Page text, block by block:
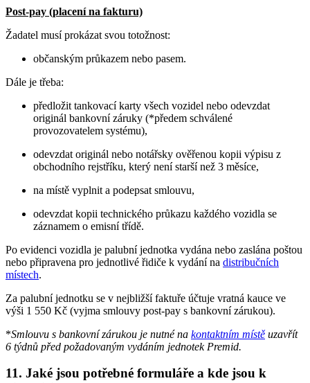
Post-pay (placení na fakturu)
Žadatel musí prokázat svou totožnost:
občanským průkazem nebo pasem.
Dále je třeba:
předložit tankovací karty všech vozidel nebo odevzdat
originál bankovní záruky (*předem schválené
provozovatelem systému),
odevzdat originál nebo notářsky ověřenou kopii výpisu z
obchodního rejstříku, který není starší než 3 měsíce,
na místě vyplnit a podepsat smlouvu,
odevzdat kopii technického průkazu každého vozidla se
záznamem o emisní třídě.
Po evidenci vozidla je palubní jednotka vydána nebo zaslána poštou
nebo připravena pro jednotlivé řidiče k vydání na distribučních
místech.
Za palubní jednotku se v nejbližší faktuře účtuje vratná kauce ve
výši 1 550 Kč (vyjma smlouvy post-pay s bankovní zárukou).
*Smlouvu s bankovní zárukou je nutné na kontaktním místě uzavřít
6 týdnů před požadovaným vydáním jednotek Premid.
11. Jaké jsou potřebné formuláře a kde jsou k